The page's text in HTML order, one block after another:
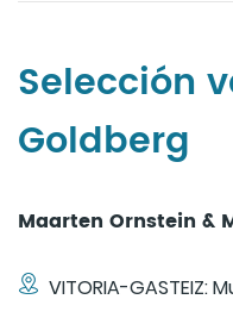
Selección
Goldberg
Maarten Ornstein &
VITORIA-GASTEIZ: